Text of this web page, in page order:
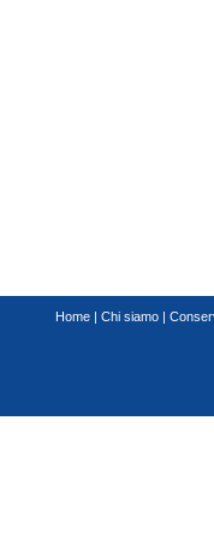
Home | Chi siamo |